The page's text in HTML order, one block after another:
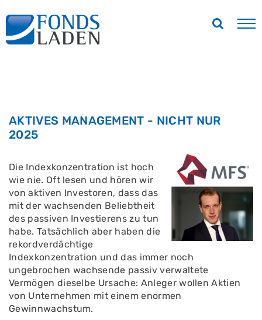
AKTIVES MANAGEMENT - NICHT NUR
2025
Die Indexkonzentration ist hoch
wie nie. Oft lesen und hören wir
von aktiven Investoren, dass das
mit der wachsenden Beliebtheit
des passiven Investierens zu tun
habe. Tatsächlich aber haben die
rekordverdächtige
Indexkonzentration und das immer noch
ungebrochen wachsende passiv verwaltete
Vermögen dieselbe Ursache: Anleger wollen Aktien
von Unternehmen mit einem enormen
Gewinnwachstum.